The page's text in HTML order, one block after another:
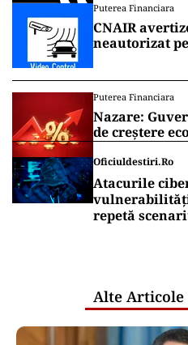
Puterea.ro și pe canalul
Al-Aqsa,
pentru câteva
musulmană
INTERNAȚIONAL
O bucată
ar fi lovit
impactul
Puterea Financiara